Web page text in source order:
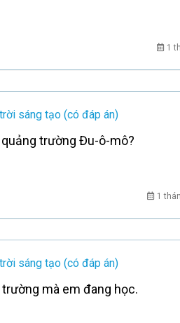
1
sáng tạo (có đáp án)
trường Đu-ô-mô?
1
sáng tạo (có đáp án)
mà em đang học.